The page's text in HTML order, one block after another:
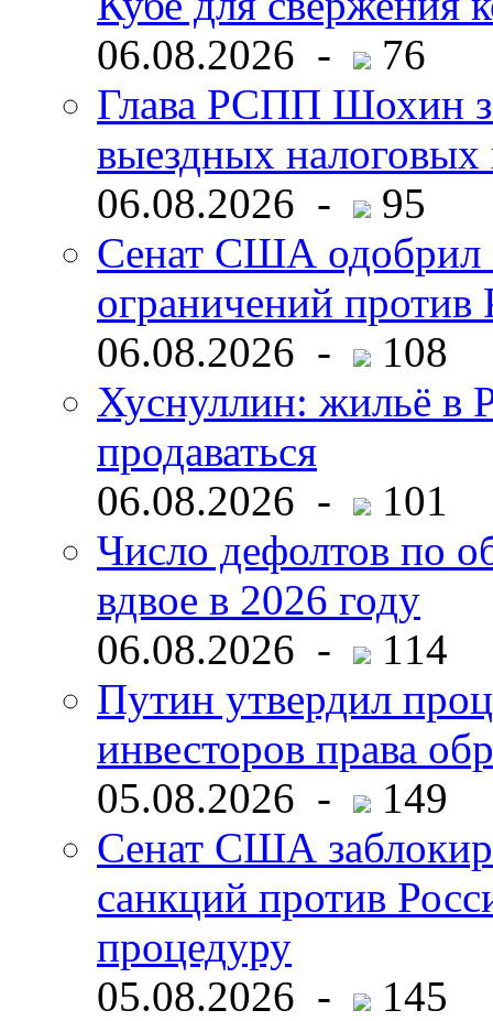
06.08.2026 -
76
Глава РСПП Шохин
выездных налоговых
06.08.2026 -
95
Сенат США одобрил
ограничений
06.08.2026 -
108
Хуснуллин: жильё в
продаваться
06.08.2026 -
101
Число дефолтов по
вдвое в 2026 году
06.08.2026 -
114
Путин утвердил
инвесторов права
05.08.2026 -
149
Сенат США
санкций против
процедуру
05.08.2026 -
145